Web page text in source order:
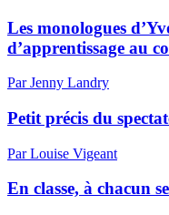
Les monologues
d’apprentissage au
Par Jenny Landry
Petit précis du
Par Louise Vigeant
En classe, à chacun